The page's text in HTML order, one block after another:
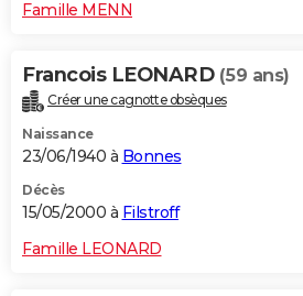
Famille MENN
Francois LEONARD (59 ans)
Créer une cagnotte obsèques
Naissance
23/06/1940 à Bonnes
Décès
15/05/2000 à Filstroff
Famille LEONARD